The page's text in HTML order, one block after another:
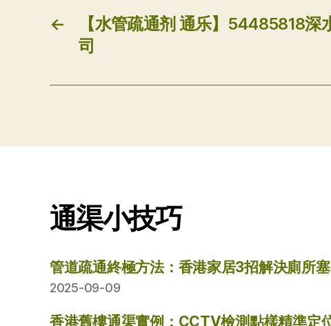
←
【水管疏通剂 通乐】54485818深
司
通渠小技巧
管道疏通終極方法：香港家居3招解決廁所
2025-09-09
香港舊樓通渠實例：CCTV檢測點樣精準定